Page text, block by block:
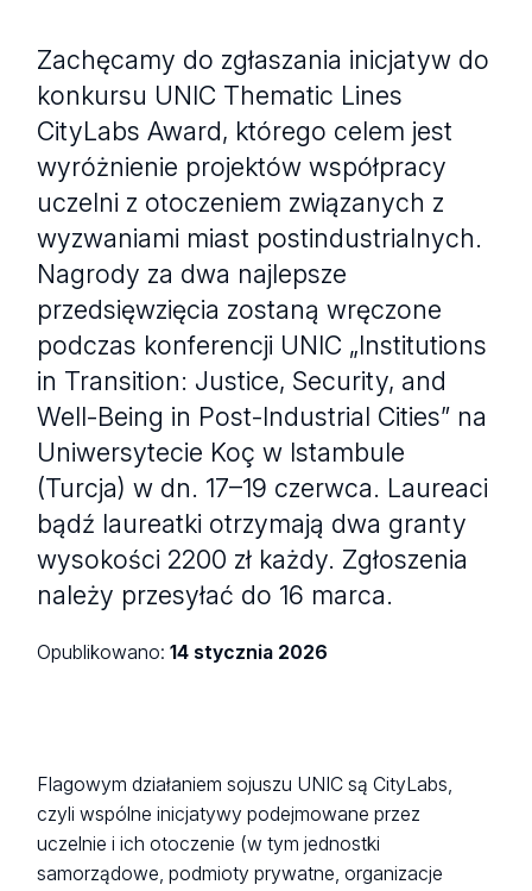
Zachęcamy do zgłaszania inicjatyw do
konkursu UNIC Thematic Lines
CityLabs Award, którego celem jest
wyróżnienie projektów współpracy
uczelni z otoczeniem związanych z
wyzwaniami miast postindustrialnych.
Nagrody za dwa najlepsze
przedsięwzięcia zostaną wręczone
podczas konferencji UNIC „Institutions
in Transition: Justice, Security, and
Well-Being in Post-Industrial Cities” na
Uniwersytecie Koç w Istambule
(Turcja) w dn. 17–19 czerwca. Laureaci
bądź laureatki otrzymają dwa granty
wysokości 2200 zł każdy. Zgłoszenia
należy przesyłać do 16 marca.
Opublikowano:14 stycznia 2026
Flagowym działaniem sojuszu UNIC są CityLabs,
czyli wspólne inicjatywy podejmowane przez
uczelnie i ich otoczenie (w tym jednostki
samorządowe, podmioty prywatne, organizacje